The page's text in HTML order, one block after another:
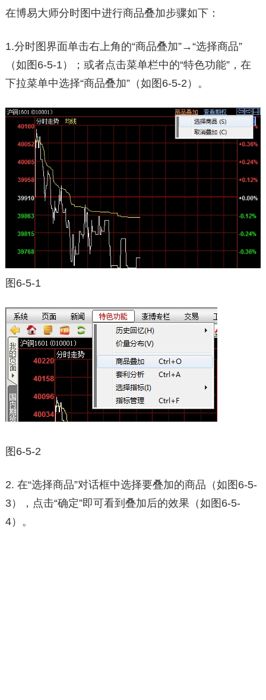
在博易大师分时图中进行商品叠加步骤如下：
1.分时图界面单击右上角的“商品叠加”→“选择商品”
（如图6-5-1）；或者点击菜单栏中的“特色功能”，在
下拉菜单中选择“商品叠加”（如图6-5-2）。
图6-5-1
图6-5-2
2. 在“选择商品”对话框中选择要叠加的商品（如图6-5-
3），点击“确定”即可看到叠加后的效果（如图6-5-
4）。